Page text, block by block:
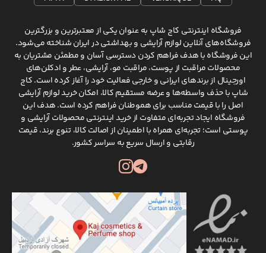
فروشگاه اینترنتی کاج شاپ به عنوان یکی از معتبرترین و بزرگترین
فروشگاه‌های آنلاین لوازم آرایشی و بهداشتی در ایران شناخته می‌شود.
این فروشگاه با هدف فراهم کردن دسترسی آسان و مطمئن مشتریان به
محصولات مراقبت از پوست، مراقبت مو، آرایشی، عطر و ادکلن‌های
اورجینال از برندهای ایرانی و خارجی فعالیت خود را آغاز کرده است. کاج
شاپ با حذف واسطه‌ها و عرضه مستقیم کالا، امکان خرید لوازم آرایشی
اصل را با قیمت مناسب برای هموطنان فراهم کرده است. هدف این
فروشگاه ایجاد تجربه‌ای متفاوت از خرید اینترنتی محصولات آرایشی و
پوستی است؛ تجربه‌ای همراه با اطمینان از اصالت کالا، تنوع برند، قیمت
رقابتی و ارسال سریع به سراسر کشور.